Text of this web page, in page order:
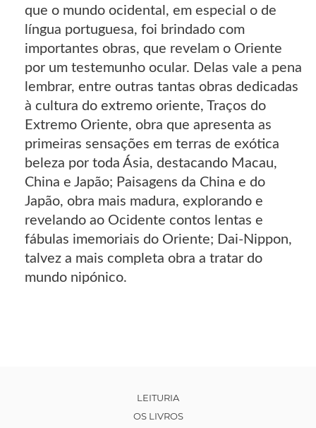
que o mundo ocidental, em especial o de
língua portuguesa, foi brindado com
importantes obras, que revelam o Oriente
por um testemunho ocular. Delas vale a pena
lembrar, entre outras tantas obras dedicadas
à cultura do extremo oriente, Traços do
Extremo Oriente, obra que apresenta as
primeiras sensações em terras de exótica
beleza por toda Ásia, destacando Macau,
China e Japão; Paisagens da China e do
Japão, obra mais madura, explorando e
revelando ao Ocidente contos lentas e
fábulas imemoriais do Oriente; Dai-Nippon,
talvez a mais completa obra a tratar do
mundo nipónico.
LEITURIA
OS LIVROS